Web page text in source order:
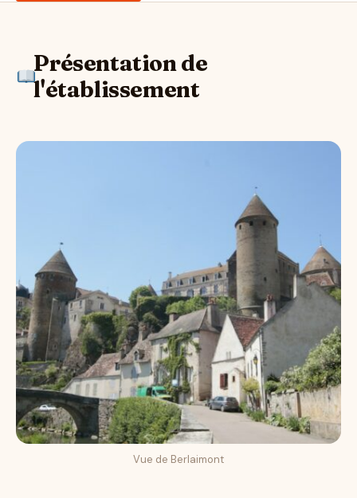
Présentation de
l'établissement
Vue de Berlaimont